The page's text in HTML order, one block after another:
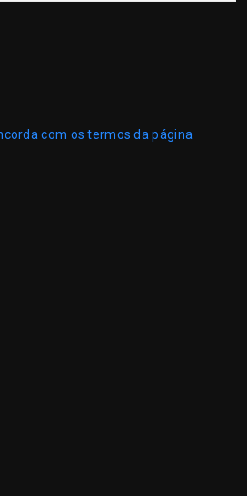
com os termos da página